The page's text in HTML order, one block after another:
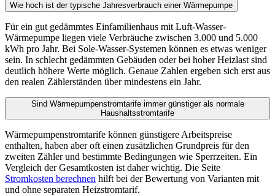
Wie hoch ist der typische Jahresverbrauch einer Wärmepumpe
Für ein gut gedämmtes Einfamilienhaus mit Luft-Wasser-
Wärmepumpe liegen viele Verbräuche zwischen 3.000 und 5.000
kWh pro Jahr. Bei Sole-Wasser-Systemen können es etwas weniger
sein. In schlecht gedämmten Gebäuden oder bei hoher Heizlast sind
deutlich höhere Werte möglich. Genaue Zahlen ergeben sich erst aus
den realen Zählerständen über mindestens ein Jahr.
Sind Wärmepumpenstromtarife immer günstiger als normale
Haushaltsstromtarife
Wärmepumpenstromtarife können günstigere Arbeitspreise
enthalten, haben aber oft einen zusätzlichen Grundpreis für den
zweiten Zähler und bestimmte Bedingungen wie Sperrzeiten. Ein
Vergleich der Gesamtkosten ist daher wichtig. Die Seite
Stromkosten berechnen hilft bei der Bewertung von Varianten mit
und ohne separaten Heizstromtarif.